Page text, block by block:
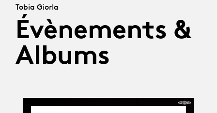
Tobia Giorla
Évènements &
Albums